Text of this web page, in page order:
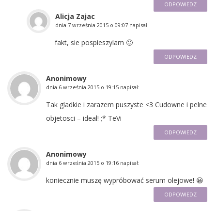
ODPOWIEDZ
Alicja Zajac
dnia 7 września 2015 o 09:07 napisał:
fakt, sie pospieszylam 🙂
ODPOWIEDZ
Anonimowy
dnia 6 września 2015 o 19:15 napisał:
Tak gladkie i zarazem puszyste <3 Cudowne i pelne
objetosci – ideal! ;* TeVi
ODPOWIEDZ
Anonimowy
dnia 6 września 2015 o 19:16 napisał:
koniecznie muszę wypróbować serum olejowe! 😀
ODPOWIEDZ